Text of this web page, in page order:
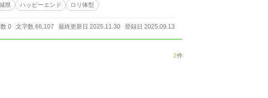
県 ハッピーエンド ロリ体型
0 文字数 66,107 最終更新日 2025.11.30 登録日 2025.09.13
2件